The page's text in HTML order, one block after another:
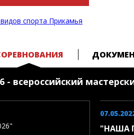
- всероссийский
"НАША